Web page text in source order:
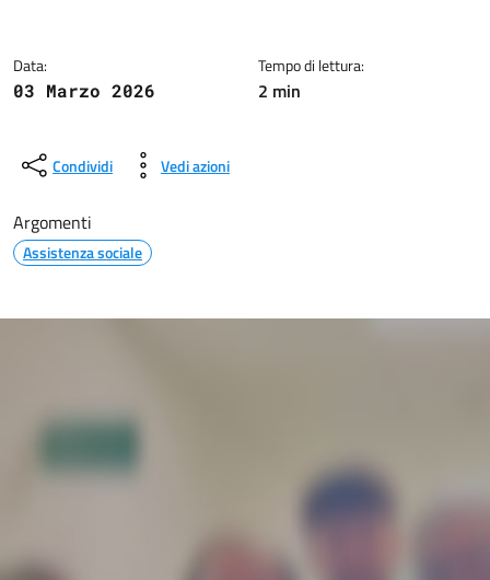
Data:
03 Marzo 2026
Tempo di lettura:
2 min
Condividi Vedi azioni
Argomenti
Assistenza sociale